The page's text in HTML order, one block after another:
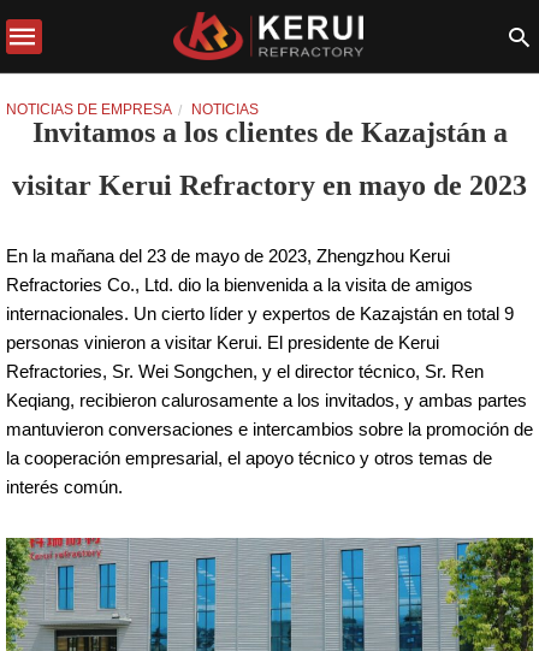
NOTICIAS DE EMPRESA NOTICIAS
Invitamos a los clientes de Kazajstán a
visitar Kerui Refractory en mayo de 2023
En la mañana del 23 de mayo de 2023, Zhengzhou Kerui
Refractories Co., Ltd. dio la bienvenida a la visita de amigos
internacionales. Un cierto líder y expertos de Kazajstán en total 9
personas vinieron a visitar Kerui. El presidente de Kerui
Refractories, Sr. Wei Songchen, y el director técnico, Sr. Ren
Keqiang, recibieron calurosamente a los invitados, y ambas partes
mantuvieron conversaciones e intercambios sobre la promoción de
la cooperación empresarial, el apoyo técnico y otros temas de
interés común.